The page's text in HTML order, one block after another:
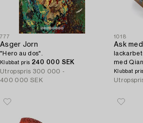
777
Asger Jorn
"Hero au dos".
Klubbat pris 240 000 SEK
Utropspris 300 000 -
400 000 SEK
1018
Ask
med
Klubbat pris